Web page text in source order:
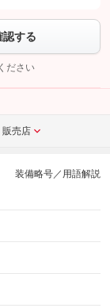
せをする
ださい
販売店
装備略号／用語解説